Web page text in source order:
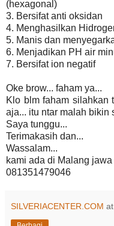
(hexagonal)
3. Bersifat anti oksidan
4. Menghasilkan
5. Manis dan
6. Menjadikan PH air
7. Bersifat ion negatif
Oke brow... faham ya...
Klo blm faham silahkan
aja... itu ntar malah bikin
Saya tunggu...
Terimakasih dan...
Wassalam...
kami ada di Malang
081351479046
SILVERIACENTER.COM at